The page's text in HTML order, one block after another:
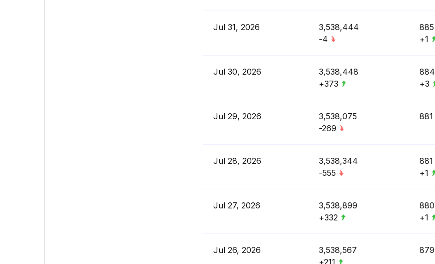
Jul 31, 2026
3,538,444
-4
885
+1
Jul 30, 2026
3,538,448
+373
884
+3
Jul 29, 2026
3,538,075
-269
881
Jul 28, 2026
3,538,344
-555
881
+1
Jul 27, 2026
3,538,899
+332
880
+1
Jul 26, 2026
3,538,567
+211
879